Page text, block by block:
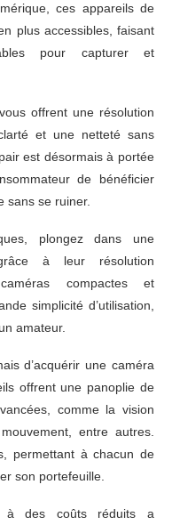
ces appareils de
plus accessibles, faisant
pour capturer et
offrent une résolution
et une netteté sans
est désormais à portée
de bénéficier
sans se ruiner.
plongez dans une
à leur résolution
compactes et
simplicité d’utilisation,
amateur.
d’acquérir une caméra
offrent une panoplie de
comme la vision
entre autres.
permettant à chacun de
son portefeuille.
à des coûts réduits a